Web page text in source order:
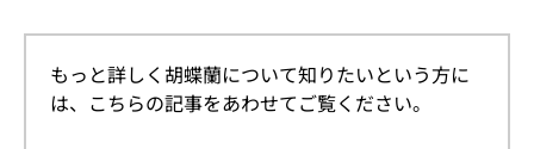
もっと詳しく胡蝶蘭について知りたいという方に
は、こちらの記事をあわせてご覧ください。